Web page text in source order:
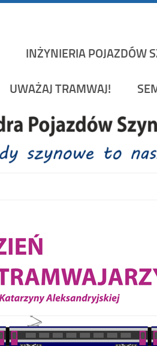
INŻYNIERIA POJAZDÓW
UWAŻAJ TRAMWAJ!